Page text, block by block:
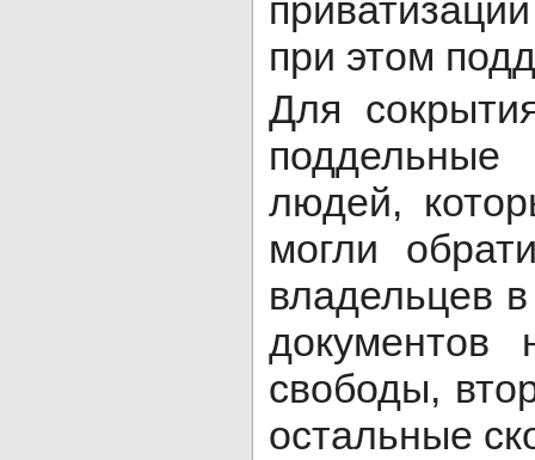
при этом
Для
людей,
могли
владельцев
документов
свободы,
остальные